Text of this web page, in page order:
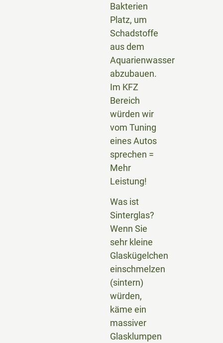
Bakterien
Platz, um
Schadstoffe
aus dem
Aquarienwasser
abzubauen.
Im KFZ
Bereich
würden wir
vom Tuning
eines Autos
sprechen =
Mehr
Leistung!
Was ist
Sinterglas?
Wenn Sie
sehr kleine
Glaskügelchen
einschmelzen
(sintern)
würden,
käme ein
massiver
Glasklumpen